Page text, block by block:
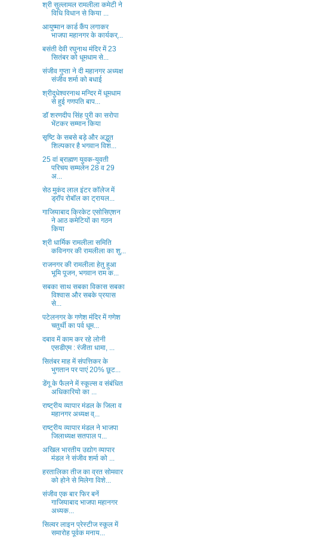
श्री सुल्लामल रामलीला कमेटी ने
विधि विधान से किया ...
आयुष्मान कार्ड कैंप लगाकर
भाजपा महानगर के कार्यकर्...
बसंती देवी रघुनाथ मंदिर में 23
सितंबर को धूमधाम से...
संजीव गुप्ता ने दी महानगर अध्यक्ष
संजीव शर्मा को बधाई
श्रीदुधेश्वरनाथ मन्दिर में धूमधाम
से हुई गणपति बाप...
डॉ शरणदीप सिंह पुरी का सरोपा
भेंटकर सम्मान किया
सृष्टि के सबसे बड़े और अद्भुत
शिल्पकार है भगवान विश...
25 वां ब्राह्मण युवक-युवती
परिचय सम्मलेन 28 व 29
अ...
सेठ मुकंद लाल इंटर कॉलेज में
ड्रॉप रोबॉल का ट्रायल...
गाजियाबाद क्रिकेट एसोसिएशन
ने आठ कमेटियों का गठन
किया
श्री धार्मिक रामलीला समिति
कविनगर की रामलीला का शु...
राजनगर की रामलीला हेतु हुआ
भूमि पूजन, भगवान राम क...
सबका साथ सबका विकास सबका
विश्वास और सबके प्रयास
से...
पटेलनगर के गणेश मंदिर में गणेश
चतुर्थी का पर्व धूम...
दबाव में काम कर रहे लोनी
एसडीएम : रंजीता धामा, ...
सितंबर माह में संपत्तिकर के
भुगतान पर पाएं 20% छूट...
डेंगू के फैलने में स्कूल्स व संबंधित
अधिकारियो का ...
राष्ट्रीय व्यापार मंडल के जिला व
महानगर अध्यक्ष व्...
राष्ट्रीय व्यापार मंडल ने भाजपा
जिलाध्यक्ष सतपाल प...
अखिल भारतीय उद्योग व्यापार
मंडल ने संजीव शर्मा को ...
हरतालिका तीज का व्रत सोमवार
को होने से मिलेगा विशे...
संजीव एक बार फिर बनें
गाजियाबाद भाजपा महानगर
अध्यक...
सिल्वर लाइन प्रेस्टीज स्कूल में
समारोह पूर्वक मनाय...